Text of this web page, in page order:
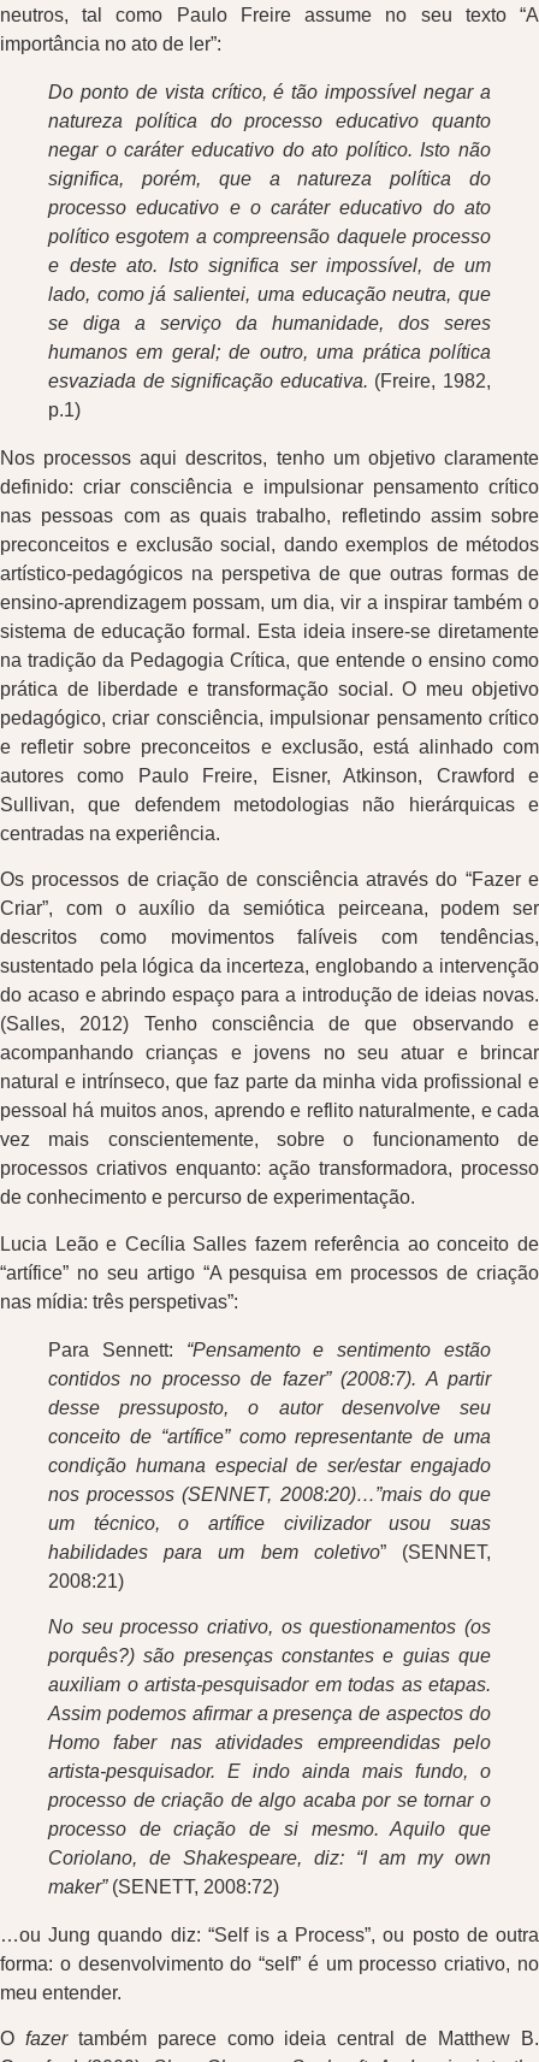
neutros, tal como Paulo Freire assume no seu texto “A
importância no ato de ler”:
Do ponto de vista crítico, é tão impossível negar a
natureza política do processo educativo quanto
negar o caráter educativo do ato político. Isto não
significa, porém, que a natureza política do
processo educativo e o caráter educativo do ato
político esgotem a compreensão daquele processo
e deste ato. Isto significa ser impossível, de um
lado, como já salientei, uma educação neutra, que
se diga a serviço da humanidade, dos seres
humanos em geral; de outro, uma prática política
esvaziada de significação educativa. (Freire, 1982,
p.1)
Nos processos aqui descritos, tenho um objetivo claramente
definido: criar consciência e impulsionar pensamento crítico
nas pessoas com as quais trabalho, refletindo assim sobre
preconceitos e exclusão social, dando exemplos de métodos
artístico-pedagógicos na perspetiva de que outras formas de
ensino-aprendizagem possam, um dia, vir a inspirar também o
sistema de educação formal. Esta ideia insere-se diretamente
na tradição da Pedagogia Crítica, que entende o ensino como
prática de liberdade e transformação social. O meu objetivo
pedagógico, criar consciência, impulsionar pensamento crítico
e refletir sobre preconceitos e exclusão, está alinhado com
autores como Paulo Freire, Eisner, Atkinson, Crawford e
Sullivan, que defendem metodologias não hierárquicas e
centradas na experiência.
Os processos de criação de consciência através do “Fazer e
Criar”, com o auxílio da semiótica peirceana, podem ser
descritos como movimentos falíveis com tendências,
sustentado pela lógica da incerteza, englobando a intervenção
do acaso e abrindo espaço para a introdução de ideias novas.
(Salles, 2012) Tenho consciência de que observando e
acompanhando crianças e jovens no seu atuar e brincar
natural e intrínseco, que faz parte da minha vida profissional e
pessoal há muitos anos, aprendo e reflito naturalmente, e cada
vez mais conscientemente, sobre o funcionamento de
processos criativos enquanto: ação transformadora, processo
de conhecimento e percurso de experimentação.
Lucia Leão e Cecília Salles fazem referência ao conceito de
“artífice” no seu artigo “A pesquisa em processos de criação
nas mídia: três perspetivas”:
Para Sennett: “Pensamento e sentimento estão
contidos no processo de fazer” (2008:7). A partir
desse pressuposto, o autor desenvolve seu
conceito de “artífice” como representante de uma
condição humana especial de ser/estar engajado
nos processos (SENNET, 2008:20)…”mais do que
um técnico, o artífice civilizador usou suas
habilidades para um bem coletivo” (SENNET,
2008:21)
No seu processo criativo, os questionamentos (os
porquês?) são presenças constantes e guias que
auxiliam o artista-pesquisador em todas as etapas.
Assim podemos afirmar a presença de aspectos do
Homo faber nas atividades empreendidas pelo
artista-pesquisador. E indo ainda mais fundo, o
processo de criação de algo acaba por se tornar o
processo de criação de si mesmo. Aquilo que
Coriolano, de Shakespeare, diz: “I am my own
maker” (SENETT, 2008:72)
…ou Jung quando diz: “Self is a Process”, ou posto de outra
forma: o desenvolvimento do “self” é um processo criativo, no
meu entender.
O fazertambém parece como ideia central de Matthew B.